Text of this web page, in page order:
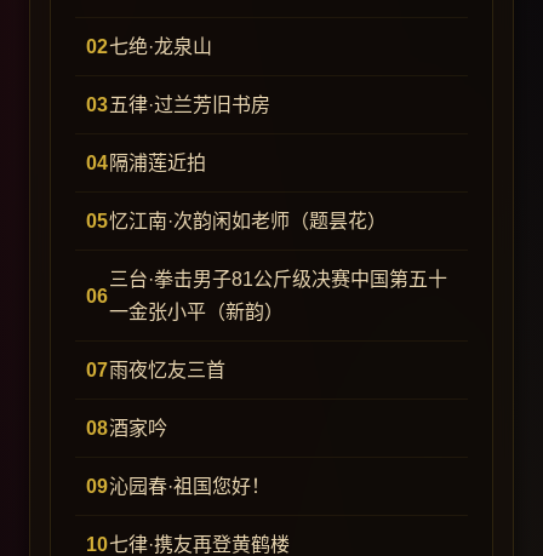
七绝·龙泉山
五律·过兰芳旧书房
隔浦莲近拍
忆江南·次韵闲如老师（题昙花）
三台·拳击男子81公斤级决赛中国第五十
一金张小平（新韵）
雨夜忆友三首
酒家吟
沁园春·祖国您好！
七律·携友再登黄鹤楼